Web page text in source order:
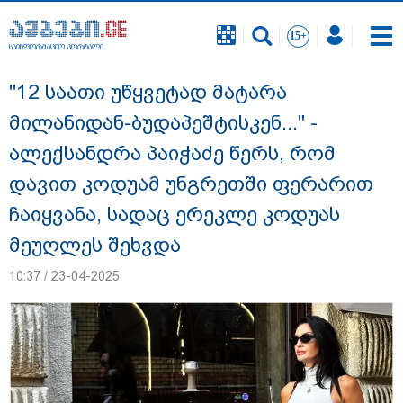
საინფორმაციო პორტალი
გურამ დადიანიძის გაუჩინარების საქმის
ფარგლებში შსს ტერიტორიის ხელახალ
შემოწმებას იწყებს - შსს განცხადებას
ავრცელებს
საინფორმაციო პორტალი
"12 საათი უწყვეტად მატარა
მილანიდან-ბუდაპეშტისკენ..." -
ალექსანდრა პაიჭაძე წერს, რომ
დავით კოდუამ უნგრეთში ფერარით
ჩაიყვანა, სადაც ერეკლე კოდუას
მეუღლეს შეხვდა
10:37 / 23-04-2025